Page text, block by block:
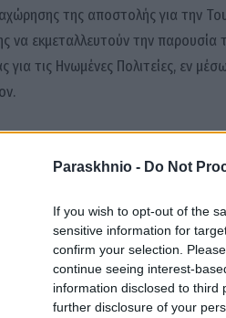
Paraskhnio - Do Not
If you wish to opt-out of the
sensitive information for
confirm your selection.
continue seeing interest-
information disclosed to third
further disclosure of your
της αποστολής για την
να εκμεταλλευτούν την παρουσία
για τις Ηνωμένες Πολιτείες, εν
μέσο Varzesh3, η ομάδα
αυτές έρχονται μία ημέρα
του Ιράν, Μεχντί Ταζ, ο οποίος
ομάδας στις Ηνωμένες
με τον πρόεδρο της FIFA,